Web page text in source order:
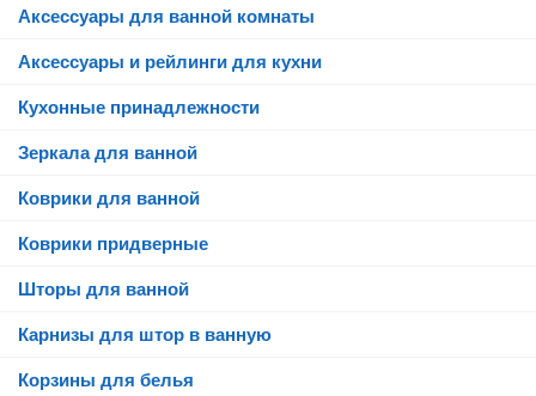
Аксессуары для ванной комнаты
Аксессуары и рейлинги для кухни
Кухонные принадлежности
Зеркала для ванной
Коврики для ванной
Коврики придверные
Шторы для ванной
Карнизы для штор в ванную
Корзины для белья